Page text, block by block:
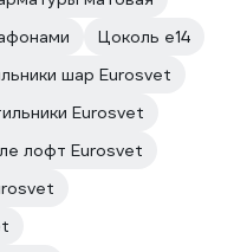
Цоколь e14
шар Eurosvet
Eurosvet
лофт Eurosvet